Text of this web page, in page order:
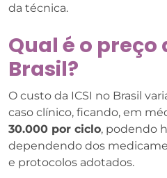
da técnica.
Qual é o preço
Brasil?
O custo da ICSI no Brasil
caso clínico, ficando, em
30.000 por ciclo, podendo
dependendo dos
e protocolos adotados.